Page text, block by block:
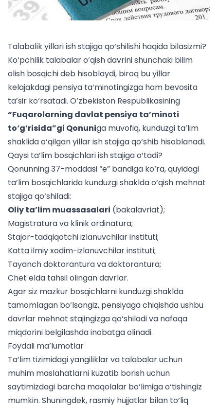
Talabalik yillari ish stajiga qo‘shilishi haqida bilasizmi?
Ko‘pchilik talabalar o‘qish davrini shunchaki bilim
olish bosqichi deb hisoblaydi, biroq bu yillar
kelajakdagi pensiya ta’minotingizga ham bevosita
ta’sir ko‘rsatadi. O‘zbekiston Respublikasining
“Fuqarolarning davlat pensiya ta’minoti
to‘g‘risida”gi Qonuniga muvofiq, kunduzgi ta’lim
shaklida o‘qilgan yillar ish stajiga qo‘shib hisoblanadi.
Qaysi ta’lim bosqichlari ish stajiga o‘tadi?
Qonunning 37-moddasi “e” bandiga ko‘ra, quyidagi
ta’lim bosqichlarida kunduzgi shaklda o‘qish mehnat
stajiga qo‘shiladi:
Oliy ta’lim muassasalari (bakalavriat);
Magistratura va klinik ordinatura;
Stajor-tadqiqotchi izlanuvchilar instituti;
Katta ilmiy xodim-izlanuvchilar instituti;
Tayanch doktorantura va doktorantura;
Chet elda tahsil olingan davrlar.
Agar siz mazkur bosqichlarni kunduzgi shaklda
tamomlagan bo‘lsangiz, pensiyaga chiqishda ushbu
davrlar mehnat stajingizga qo‘shiladi va nafaqa
miqdorini belgilashda inobatga olinadi.
Foydali ma’lumotlar
Ta’lim tizimidagi yangiliklar va talabalar uchun
muhim maslahatlarni kuzatib borish uchun
saytimizdagi barcha maqolalar bo‘limiga o‘tishingiz
mumkin. Shuningdek, rasmiy hujjatlar bilan to‘liq